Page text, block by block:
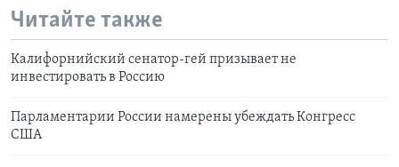
Читайте также
Калифорнийский сенатор-гей призывает не
инвестировать в Россию
Парламентарии России намерены убеждать Конгресс
США